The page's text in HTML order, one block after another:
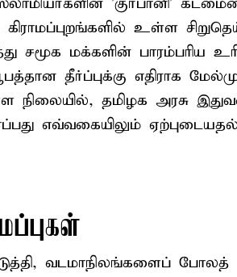
உள்ள
சமூக மக்களின் பாரம்பரிய
தீர்ப்புக்கு எதிராக
தமிழக அரசு
எவ்வகையிலும்
வடமாநிலங்களைப் போலத்